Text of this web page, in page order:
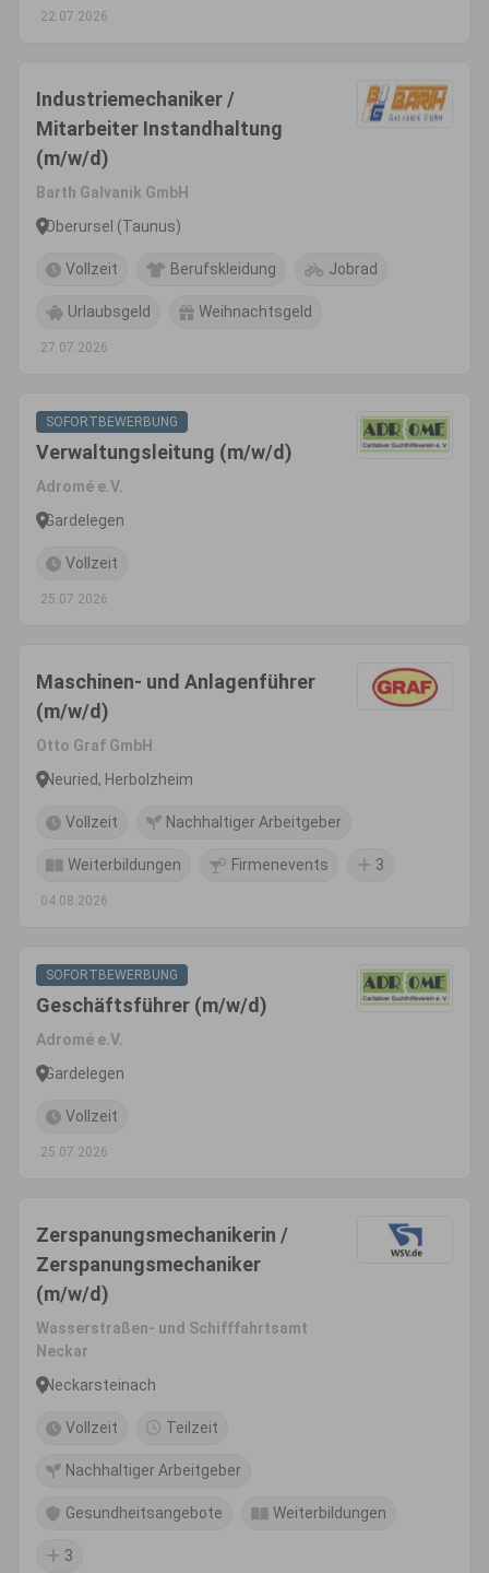
22.07.2026
Industriemechaniker /
Mitarbeiter Instandhaltung
(m/w/d)
Barth Galvanik GmbH
Oberursel (Taunus)
Vollzeit Berufskleidung Jobrad
Urlaubsgeld Weihnachtsgeld
27.07.2026
SOFORTBEWERBUNG
Verwaltungsleitung (m/w/d)
Adromé e.V.
Gardelegen
Vollzeit
25.07.2026
Maschinen- und Anlagenführer
(m/w/d)
Otto Graf GmbH
Neuried, Herbolzheim
Vollzeit Nachhaltiger Arbeitgeber
Weiterbildungen Firmenevents 3
04.08.2026
SOFORTBEWERBUNG
Geschäftsführer (m/w/d)
Adromé e.V.
Gardelegen
Vollzeit
25.07.2026
Zerspanungsmechanikerin /
Zerspanungsmechaniker
(m/w/d)
Wasserstraßen- und Schifffahrtsamt
Neckar
Neckarsteinach
Vollzeit Teilzeit
Nachhaltiger Arbeitgeber
Gesundheitsangebote Weiterbildungen
3